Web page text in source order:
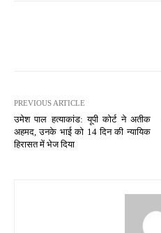
PREVIOUS ARTICLE
उमेश पाल हत्याकांड: यूपी कोर्ट ने अतीक
अहमद, उनके भाई को 14 दिन की न्यायिक
हिरासत में भेज दिया